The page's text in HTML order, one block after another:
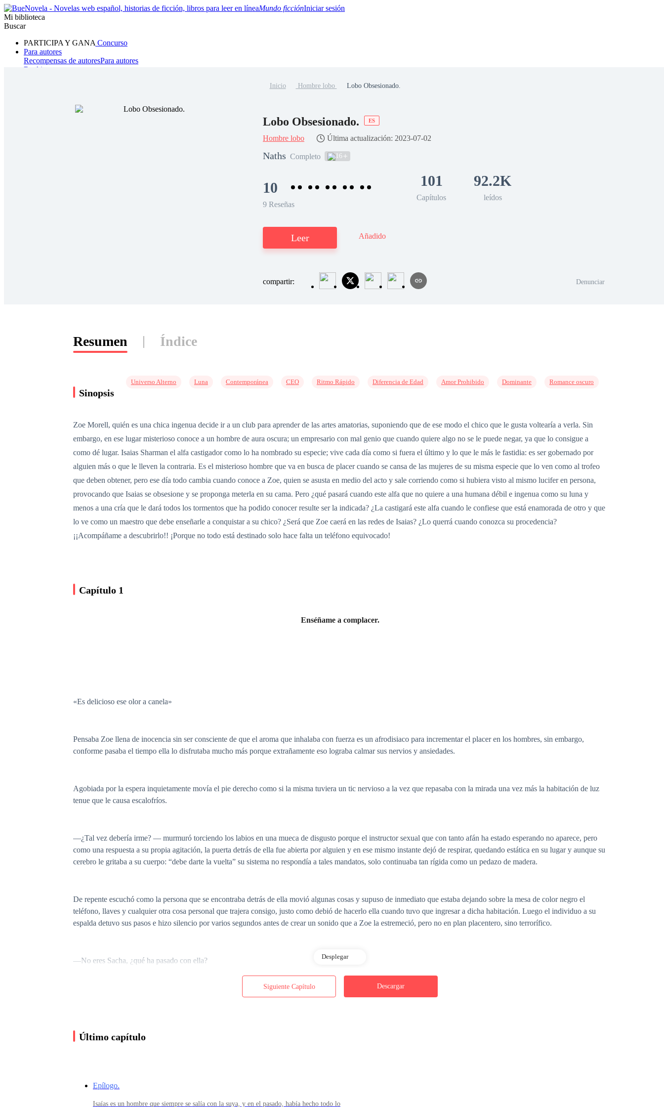
Mundo ficciónIniciar sesión
Mi biblioteca
Buscar
PARTICIPA Y GANA Concurso
Para autores
Recompensas de autoresPara autores
Ranking
Hombre lobo Mafia Sistema Fantasía
Inicio Hombre lobo Lobo Obsesionado.
Lobo Obsesionado. ES
Hombre lobo Última actualización: 2023-07-02
Naths Completo 16
10
9 Reseñas
101
Capítulos
92.2K
leídos
Leer Añadido
compartir: Denunciar
Resumen Índice
Sinopsis
Universo Alterno Luna Contemporánea CEO Ritmo Rápido Diferencia de Edad Amor Prohibido Dominante Romance oscuro
Zoe Morell, quién es una chica ingenua decide ir a un club para aprender de las artes amatorias, suponiendo que de ese modo el chico que le gusta voltearía a verla. Sin
embargo, en ese lugar misterioso conoce a un hombre de aura oscura; un empresario con mal genio que cuando quiere algo no se le puede negar, ya que lo consigue a
como dé lugar. Isaias Sharman el alfa castigador como lo ha nombrado su especie; vive cada día como si fuera el último y lo que le más le fastidia: es ser gobernado por
alguien más o que le lleven la contraria. Es el misterioso hombre que va en busca de placer cuando se cansa de las mujeres de su misma especie que lo ven como al trofeo
que deben obtener, pero ese día todo cambia cuando conoce a Zoe, quien se asusta en medio del acto y sale corriendo como si hubiera visto al mismo lucifer en persona,
provocando que Isaias se obsesione y se proponga meterla en su cama. Pero ¿qué pasará cuando este alfa que no quiere a una humana débil e ingenua como su luna y
menos a una cría que le dará todos los tormentos que ha podido conocer resulte ser la indicada? ¿La castigará este alfa cuando le confiese que está enamorada de otro y que
lo ve como un maestro que debe enseñarle a conquistar a su chico? ¿Será que Zoe caerá en las redes de Isaias? ¿Lo querrá cuando conozca su procedencia?
¡¡Acompáñame a descubrirlo!! ¡Porque no todo está destinado solo hace falta un teléfono equivocado!
Capítulo 1
Enséñame a complacer.
«Es delicioso ese olor a canela»
Pensaba Zoe llena de inocencia sin ser consciente de que el aroma que inhalaba con fuerza es un afrodisiaco para incrementar el placer en los hombres, sin embargo,
conforme pasaba el tiempo ella lo disfrutaba mucho más porque extrañamente eso lograba calmar sus nervios y ansiedades.
Agobiada por la espera inquietamente movía el pie derecho como si la misma tuviera un tic nervioso a la vez que repasaba con la mirada una vez más la habitación de luz
tenue que le causa escalofríos.
—¿Tal vez debería irme? — murmuró torciendo los labios en una mueca de disgusto porque el instructor sexual que con tanto afán ha estado esperando no aparece, pero
como una respuesta a su propia agitación, la puerta detrás de ella fue abierta por alguien y en ese mismo instante dejó de respirar, quedando estática en su lugar y aunque su
cerebro le gritaba a su cuerpo: “debe darte la vuelta” su sistema no respondía a tales mandatos, solo continuaba tan rígida como un pedazo de madera.
De repente escuchó como la persona que se encontraba detrás de ella movió algunas cosas y supuso de inmediato que estaba dejando sobre la mesa de color negro el
teléfono, llaves y cualquier otra cosa personal que trajera consigo, justo como debió de hacerlo ella cuando tuvo que ingresar a dicha habitación. Luego el individuo a su
espalda detuvo sus pasos e hizo silencio por varios segundos antes de crear un sonido que a Zoe la estremeció, pero no en plan placentero, sino terrorífico.
—No eres Sacha, ¿qué ha pasado con ella?
La voz profunda y ronca de dicho individuo retumbó dentro de su cabeza y por último creó latidos arrítmicos parecidos a pequeñas vibraciones en su pecho. Peleo consigo
Desplegar
Siguiente Capítulo Descargar
Último capítulo
Epílogo.
Isaías es un hombre que siempre se salía con la suya, y en el pasado, había hecho todo lo